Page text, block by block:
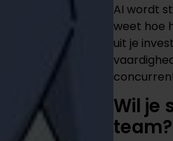
AI wordt
weet hoe
uit je
Wil je
team?